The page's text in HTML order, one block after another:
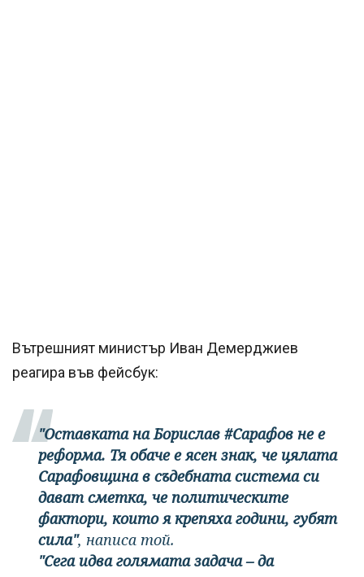
Вътрешният министър Иван Демерджиев
реагира във фейсбук:
"Оставката на Борислав #Сарафов не е
реформа. Тя обаче е ясен знак, че цялата
Сарафовщина в съдебната система си
дават сметка, че политическите
фактори, които я крепяха години, губят
сила", написа той.
"Сега идва голямата задача – да